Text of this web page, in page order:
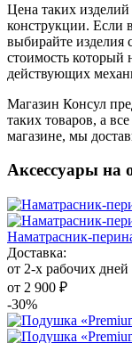
Цена таких
конструкции. Если
выбирайте изделия
стоимость который
действующих
Магазин Консул
таких товаров, а
магазине, мы
Аксессуары на
Наматрасник-
Доставка:
от 2-х рабочих дней
от 2 900 ₽
-30%